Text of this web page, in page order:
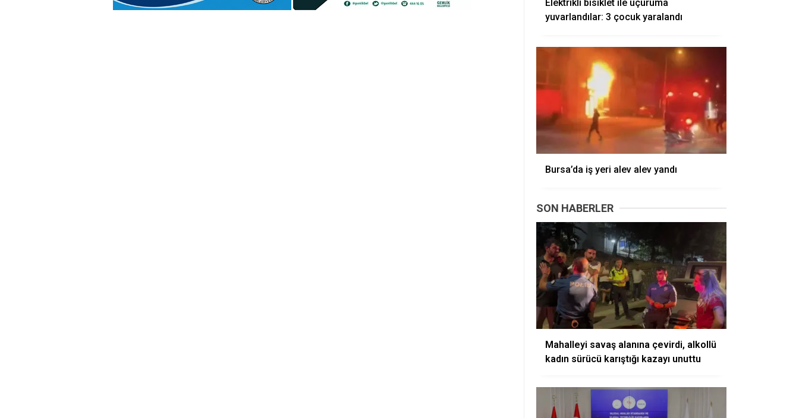
Elektrikli bisiklet ile uçuruma
yuvarlandılar: 3 çocuk yaralandı
Bursa’da iş yeri alev alev yandı
SON HABERLER
Mahalleyi savaş alanına çevirdi, alkollü
kadın sürücü karıştığı kazayı unuttu